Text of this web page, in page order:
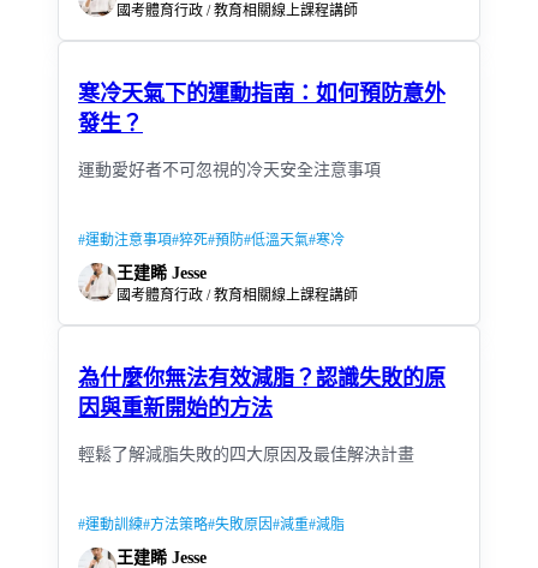
國考體育行政 / 教育相關線上課程講師
寒冷天氣下的運動指南：如何預防意外
發生？
運動愛好者不可忽視的冷天安全注意事項
#運動注意事項#猝死#預防#低溫天氣#寒冷
王建睎 Jesse
國考體育行政 / 教育相關線上課程講師
為什麼你無法有效減脂？認識失敗的原
因與重新開始的方法
輕鬆了解減脂失敗的四大原因及最佳解決計畫
#運動訓練#方法策略#失敗原因#減重#減脂
王建睎 Jesse